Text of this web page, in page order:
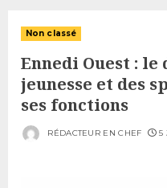
Non classé
Ennedi Ouest : le
jeunesse et des
ses fonctions
RÉDACTEUR EN CHEF 5